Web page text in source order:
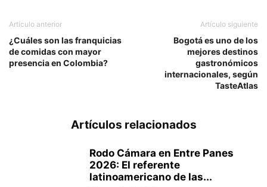
Artículo anterior
¿Cuáles son las franquicias
de comidas con mayor
presencia en Colombia?
Artículo siguiente
Bogotá es uno de los
mejores destinos
gastronómicos
internacionales, según
TasteAtlas
Artículos relacionados
Rodo Cámara en Entre Panes
2026: El referente
latinoamericano de las...